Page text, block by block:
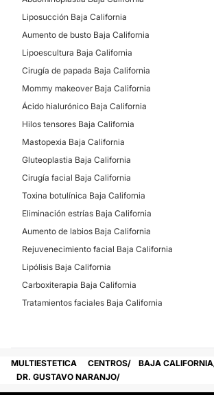
Tratamiento antiacné
Liposucción Baja California
Aumento de busto Baja California
Lipoescultura Baja California
Cirugía de papada Baja California
Mommy makeover Baja California
Ácido hialurónico Baja California
Hilos tensores Baja California
Mastopexia Baja California
Gluteoplastia Baja California
Cirugía facial Baja California
Toxina botulínica Baja California
Eliminación estrías Baja California
Aumento de labios Baja California
Rejuvenecimiento facial Baja California
Lipólisis Baja California
Carboxiterapia Baja California
Tratamientos faciales Baja California
MULTIESTETICA CENTROS BAJA CALIFORNIA
DR. GUSTAVO NARANJO